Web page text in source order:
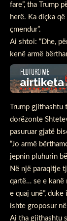
fare”, tha Trump
herë. Ka diçka
çmendur”.
Ai shtoi: “Dhe,
kenë armë
Trump
dorëzonte
pasuruar gjatë
“Jo armë
jepnin pluhurin
Në një paraqitje
qartë… se e kanë
e quaj unë”,
ishte groposur
Ai tha gjithashtu